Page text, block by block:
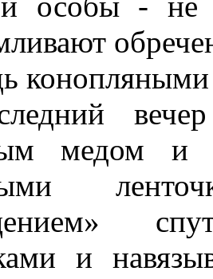
медом и
и